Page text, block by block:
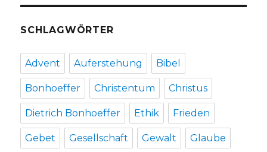
SCHLAGWÖRTER
Advent Auferstehung Bibel
Bonhoeffer Christentum Christus
Dietrich Bonhoeffer Ethik Frieden
Gebet Gesellschaft Gewalt Glaube